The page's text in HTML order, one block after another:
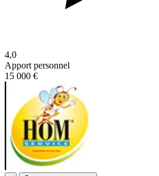
4,0
Apport personnel
15 000 €